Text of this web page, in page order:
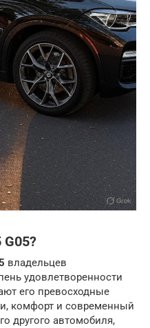
G05?
владельцев
удовлетворенности
его превосходные
комфорт и современный
другого автомобиля,